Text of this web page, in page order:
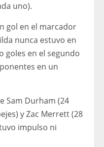
uno).
gol en el marcador
nunca estuvo en
goles en el segundo
en un
Sam Durham (24
y Zac Merrett (28
impulso ni